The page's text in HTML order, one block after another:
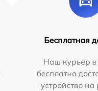
Бесплатная
Наш курьер
бесплатно
устройство на